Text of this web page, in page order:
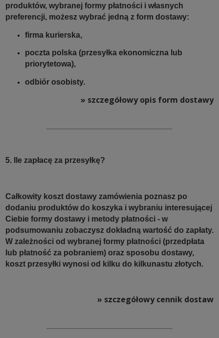
produktów, wybranej formy płatności i własnych
preferencji, możesz wybrać jedną z form dostawy:
firma kurierska,
poczta polska (przesyłka ekonomiczna lub
priorytetowa),
odbiór osobisty.
» szczegółowy opis form dostawy
5. Ile zapłacę za przesyłkę?
Całkowity koszt dostawy zamówienia poznasz po
dodaniu produktów do koszyka i wybraniu interesującej
Ciebie formy dostawy i metody płatności - w
podsumowaniu zobaczysz dokładną wartość do zapłaty.
W zależności od wybranej formy płatności (przedpłata
lub płatność za pobraniem) oraz sposobu dostawy,
koszt przesyłki wynosi od kilku do kilkunastu złotych.
» szczegółowy cennik dostaw